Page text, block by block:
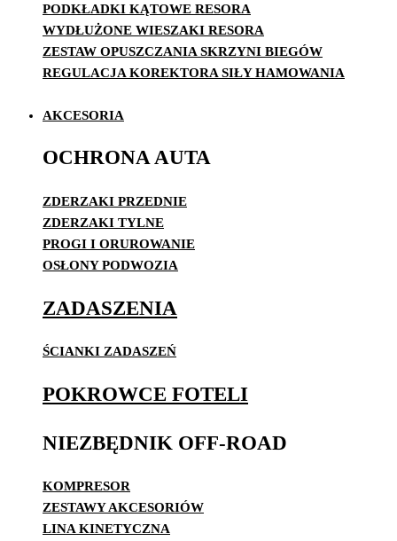
PODKŁADKI KĄTOWE RESORA
WYDŁUŻONE WIESZAKI RESORA
ZESTAW OPUSZCZANIA SKRZYNI BIEGÓW
REGULACJA KOREKTORA SIŁY HAMOWANIA
AKCESORIA
OCHRONA AUTA
ZDERZAKI PRZEDNIE
ZDERZAKI TYLNE
PROGI I ORUROWANIE
OSŁONY PODWOZIA
ZADASZENIA
ŚCIANKI ZADASZEŃ
POKROWCE FOTELI
NIEZBĘDNIK OFF-ROAD
KOMPRESOR
ZESTAWY AKCESORIÓW
LINA KINETYCZNA